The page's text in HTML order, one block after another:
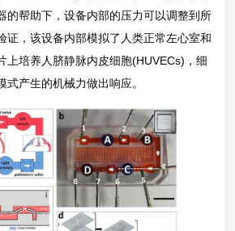
的帮助下，设备内部的压力可以调整到所
证，该设备内部模拟了人类正常左心室和
上培养人脐静脉内皮细胞(HUVECs)，细
式产生的机械力做出响应。